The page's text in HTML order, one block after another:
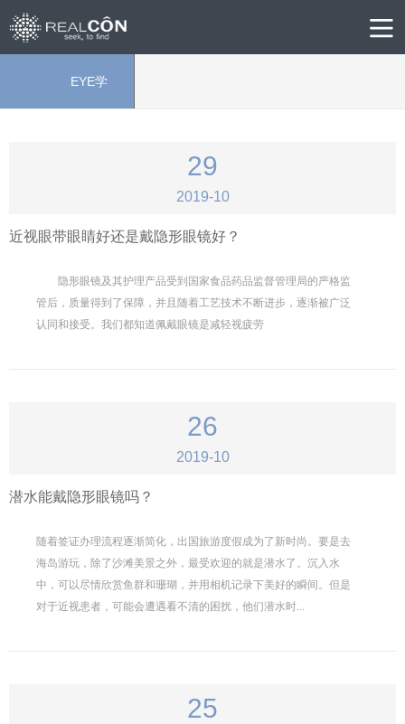
EYE学
29
2019-10
近视眼带眼睛好还是戴隐形眼镜好？
隐形眼镜及其护理产品受到国家食品药品监督管理局的严格监
管后，质量得到了保障，并且随着工艺技术不断进步，逐渐被广泛
认同和接受。我们都知道佩戴眼镜是减轻视疲劳
26
2019-10
潜水能戴隐形眼镜吗？
随着签证办理流程逐渐简化，出国旅游度假成为了新时尚。要是去
海岛游玩，除了沙滩美景之外，最受欢迎的就是潜水了。沉入水
中，可以尽情欣赏鱼群和珊瑚，并用相机记录下美好的瞬间。但是
对于近视患者，可能会遭遇看不清的困扰，他们潜水时...
25